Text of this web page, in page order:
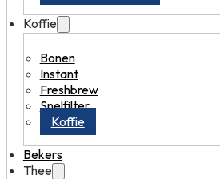
Koffie
Bonen
Instant
Freshbrew
Snelfilter
Koffie
Bekers
Thee